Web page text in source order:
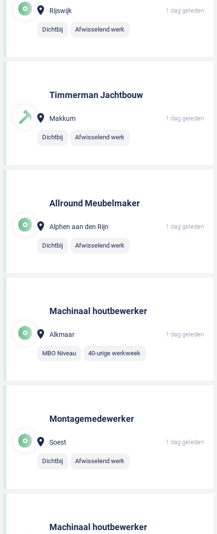
Rijswijk 1 dag geleden
Dichtbij Afwisselend werk
Timmerman Jachtbouw
Makkum 1 dag geleden
Dichtbij Afwisselend werk
Allround Meubelmaker
Alphen aan den Rijn 1 dag geleden
Dichtbij Afwisselend werk
Machinaal houtbewerker
Alkmaar 1 dag geleden
MBO Niveau 40-urige werkweek
Montagemedewerker
Soest 1 dag geleden
Dichtbij Afwisselend werk
Machinaal houtbewerker